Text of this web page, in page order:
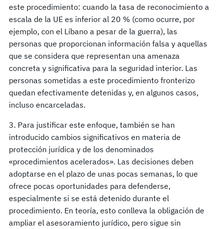
este procedimiento: cuando la tasa de reconocimiento a
escala de la UE es inferior al 20 % (como ocurre, por
ejemplo, con el Líbano a pesar de la guerra), las
personas que proporcionan información falsa y aquellas
que se considera que representan una amenaza
concreta y significativa para la seguridad interior. Las
personas sometidas a este procedimiento fronterizo
quedan efectivamente detenidas y, en algunos casos,
incluso encarceladas.
3. Para justificar este enfoque, también se han
introducido cambios significativos en materia de
protección jurídica y de los denominados
«procedimientos acelerados». Las decisiones deben
adoptarse en el plazo de unas pocas semanas, lo que
ofrece pocas oportunidades para defenderse,
especialmente si se está detenido durante el
procedimiento. En teoría, esto conlleva la obligación de
ampliar el asesoramiento jurídico, pero sigue sin